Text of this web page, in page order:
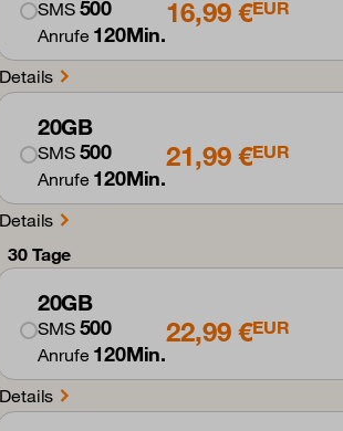
SMS 500
Anrufe 120Min.
16,99 €EUR
Details
20GB
SMS 500
Anrufe 120Min.
21,99 €EUR
Details
30 Tage
20GB
SMS 500
Anrufe 120Min.
22,99 €EUR
Details